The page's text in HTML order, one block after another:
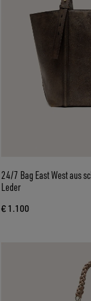
24/7 Bag East West aus
Leder
€ 1.100